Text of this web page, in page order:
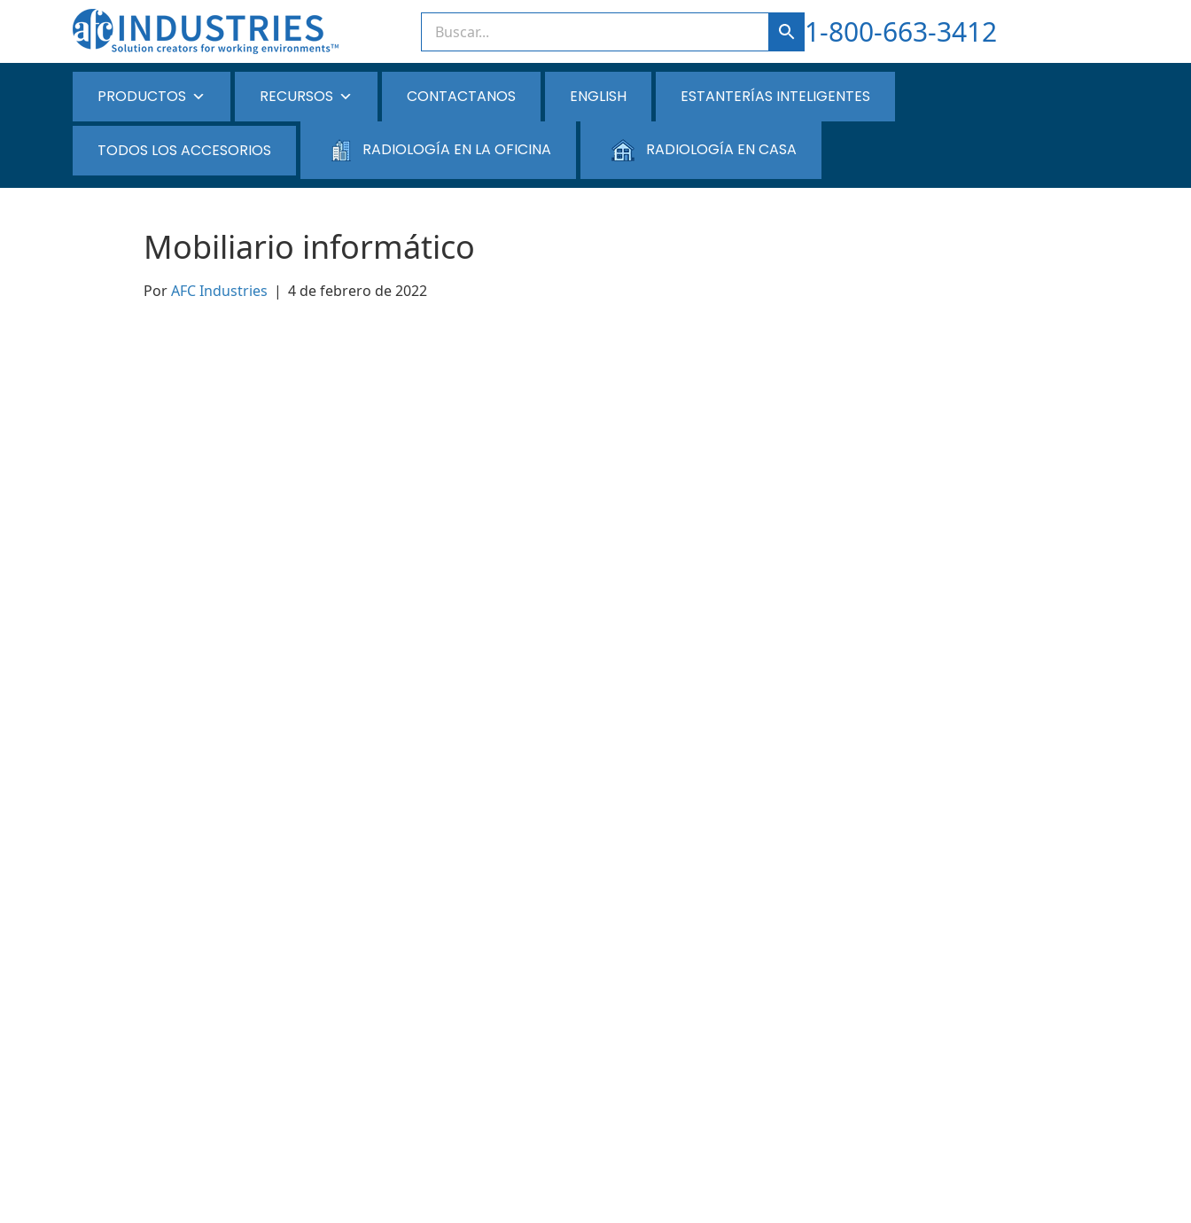
1-800-663-3412
PRODUCTOS RECURSOS CONTACTANOS ENGLISH ESTANTERÍAS INTELIGENTES
TODOS LOS ACCESORIOS RADIOLOGÍA EN LA OFICINA RADIOLOGÍA EN CASA
Mobiliario informático
PorAFC Industries | 4 de febrero de 2022